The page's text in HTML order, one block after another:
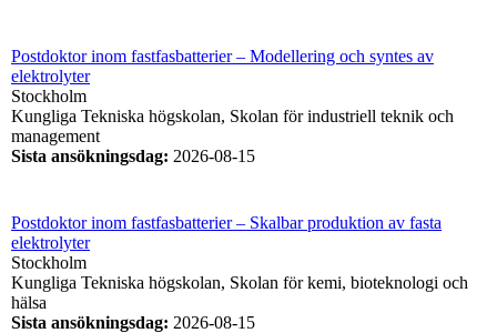
Postdoktor inom fastfasbatterier – Modellering och syntes av
elektrolyter
Stockholm
Kungliga Tekniska högskolan, Skolan för industriell teknik och
management
Sista ansökningsdag: 2026-08-15
Postdoktor inom fastfasbatterier – Skalbar produktion av fasta
elektrolyter
Stockholm
Kungliga Tekniska högskolan, Skolan för kemi, bioteknologi och
hälsa
Sista ansökningsdag: 2026-08-15